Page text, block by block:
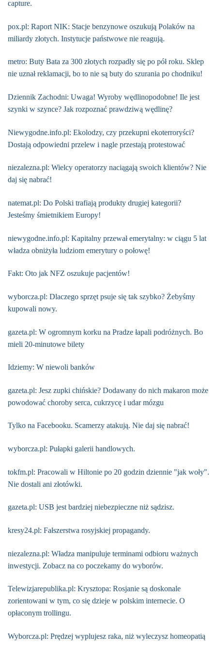
capture.
pox.pl: Raport NIK: Stacje benzynowe oszukują Polaków na
miliardy złotych. Instytucje państwowe nie reagują.
metro: Buty Bata za 300 złotych rozpadły się po pół roku. Sklep
nie uznał reklamacji, bo to nie są buty do szurania po chodniku!
Dziennik Zachodni: Uwaga! Wyroby wędlinopodobne! Ile jest
szynki w szynce? Jak rozpoznać prawdziwą wędlinę?
Niewygodne.info.pl: Ekolodzy, czy przekupni ekoterroryści?
Dostają odpowiedni przelew i nagle przestają protestować
niezalezna.pl: Wielcy operatorzy naciągają swoich klientów? Nie
daj się nabrać!
natemat.pl: Do Polski trafiają produkty drugiej kategorii?
Jesteśmy śmietnikiem Europy!
niewygodne.info.pl: Kapitalny przewał emerytalny: w ciągu 5 lat
władza obniżyła ludziom emerytury o połowę!
Fakt: Oto jak NFZ oszukuje pacjentów!
wyborcza.pl: Dlaczego sprzęt psuje się tak szybko? Żebyśmy
kupowali nowy.
gazeta.pl: W ogromnym korku na Pradze łapali podróżnych. Bo
mieli 20-minutowe bilety
Idziemy: W niewoli banków
gazeta.pl: Jesz zupki chińskie? Dodawany do nich makaron może
powodować choroby serca, cukrzycę i udar mózgu
Tylko na Facebooku. Scamerzy atakują. Nie daj się nabrać!
wyborcza.pl: Pułapki galerii handlowych.
tokfm.pl: Pracowali w Hiltonie po 20 godzin dziennie "jak woły".
Nie dostali ani złotówki.
gazeta.pl: USB jest bardziej niebezpieczne niż sądzisz.
kresy24.pl: Fałszerstwa rosyjskiej propagandy.
niezalezna.pl: Władza manipuluje terminami odbioru ważnych
inwestycji. Zobacz na co poczekamy do wyborów.
Telewizjarepublika.pl: Krysztopa: Rosjanie są doskonale
zorientowani w tym, co się dzieje w polskim internecie. O
opłaconym trollingu.
Wyborcza.pl: Prędzej wyplujesz raka, niż wyleczysz homeopatią